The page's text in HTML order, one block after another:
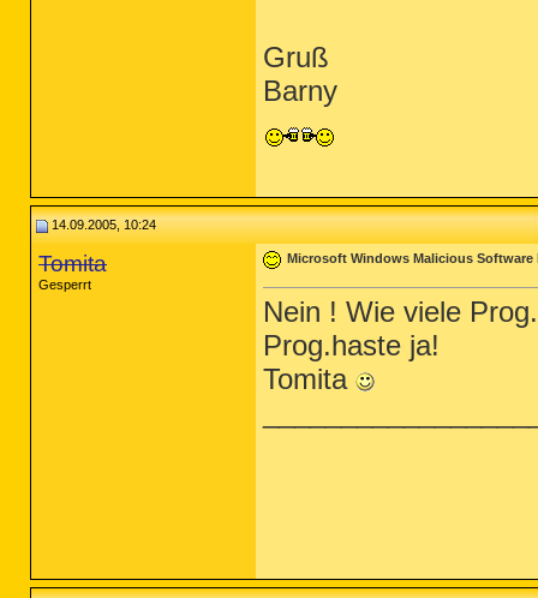
Gruß
Barny
14.09.2005, 10:24
Tomita
Gesperrt
Microsoft Windows Malicious Software
Nein ! Wie viele
Prog.haste ja!
Tomita